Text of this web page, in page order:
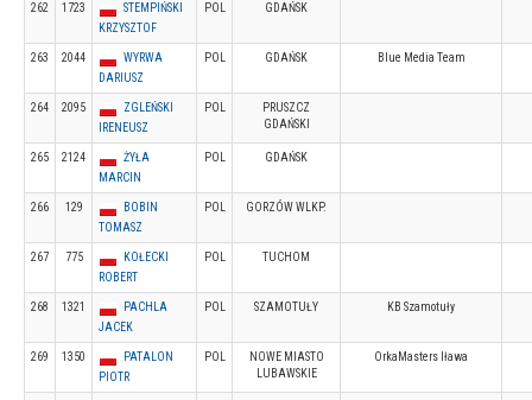
262 1723
STEMPIŃSKI
KRZYSZTOF
POL GDAŃSK
263 2044
WYRWA
DARIUSZ
POL GDAŃSK Blue Media Team
264 2095
ZGLEŃSKI
IRENEUSZ
POL
PRUSZCZ
GDAŃSKI
265 2124
ŻYŁA
MARCIN
POL GDAŃSK
266 129
BOBIN
TOMASZ
POL GORZÓW WLKP.
267 775
KOŁECKI
ROBERT
POL TUCHOM
268 1321
PACHLA
JACEK
POL SZAMOTUŁY KB Szamotuły
269 1350
PATALON
PIOTR
POL
NOWE MIASTO
LUBAWSKIE
OrkaMasters Iława